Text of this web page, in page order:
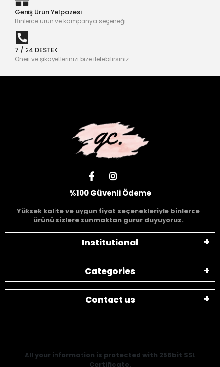
Geniş Ürün Yelpazesi
Binlerce ürün ve kampanya seçeneği
7 / 24 DESTEK
Öneri ve şikayetlerinizi bize iletebilirsiniz.
%100 Güvenli Ödeme
Yüksek kalite ve uygun fiyat seçenekleriyle binlerce
ürünü sizlere sunmaktan gurur duyuyoruz.
Institutional
Categories
Contact us
All your information is protected with 256bit SSL
Certificate.